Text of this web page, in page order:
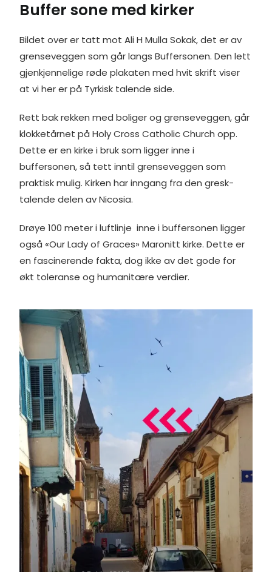
Buffer sone med kirker
Bildet over er tatt mot Ali H Mulla Sokak, det er av
grenseveggen som går langs Buffersonen. Den lett
gjenkjennelige røde plakaten med hvit skrift viser
at vi her er på Tyrkisk talende side.
Rett bak rekken med boliger og grenseveggen, går
klokketårnet på Holy Cross Catholic Church opp.
Dette er en kirke i bruk som ligger inne i
buffersonen, så tett inntil grenseveggen som
praktisk mulig. Kirken har inngang fra den gresk-
talende delen av Nicosia.
Drøye 100 meter i luftlinje inne i buffersonen ligger
også «Our Lady of Graces» Maronitt kirke. Dette er
en fascinerende fakta, dog ikke av det gode for
økt toleranse og humanitære verdier.